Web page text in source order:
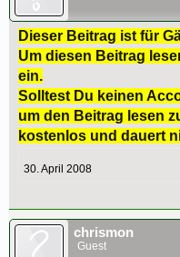
Dieser Beitrag ist für
Um diesen Beitrag
ein.
Solltest Du keinen
um den Beitrag lesen
kostenlos und dauert
30. April 2008
chrismon
Guest